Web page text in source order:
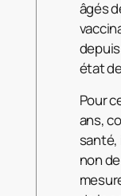
âgés
état
Pour
ans,
santé,
non